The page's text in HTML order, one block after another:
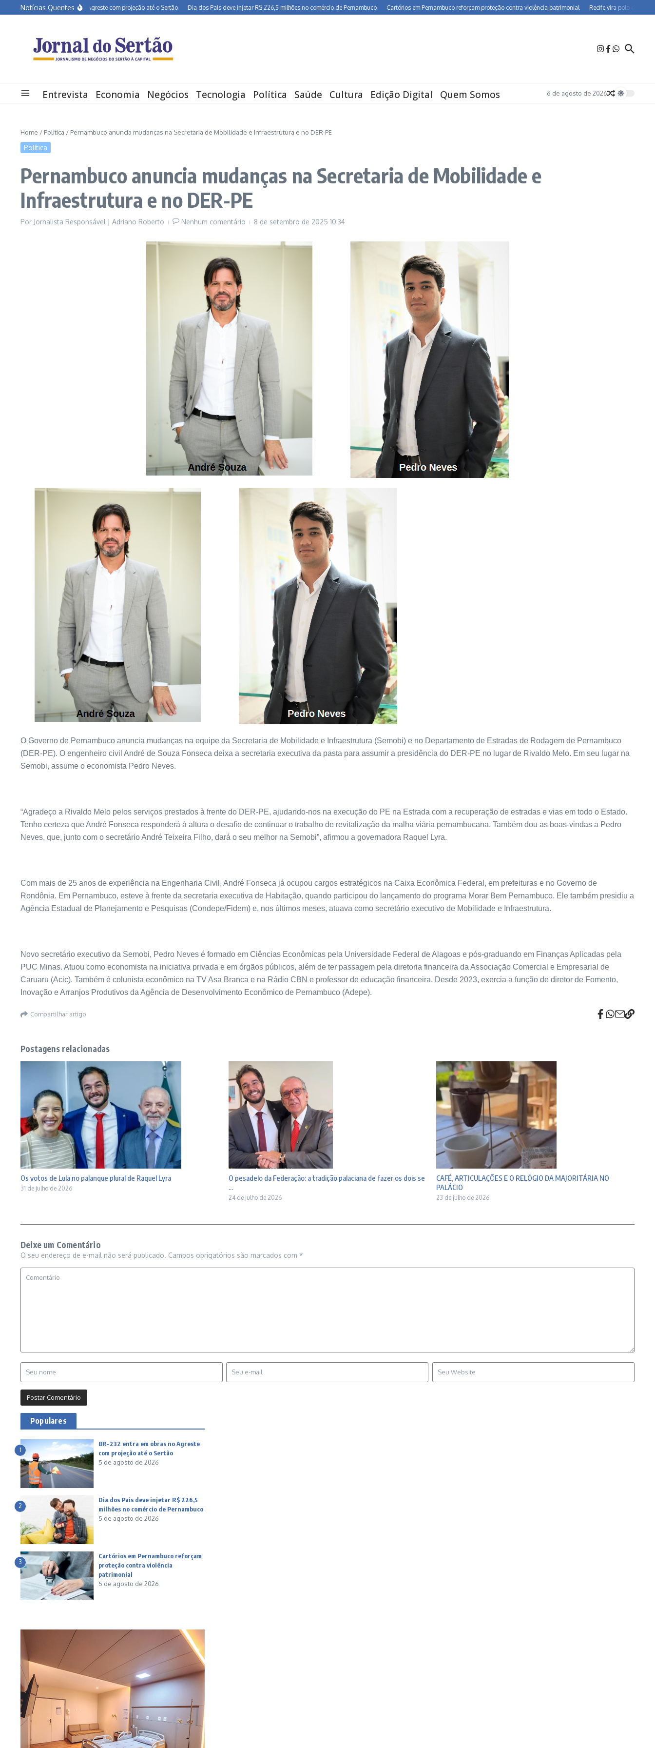
Ir para o conteúdo
Notícias Quentes
232 entra em obras no Agreste com projeção até o Sertão Dia dos Pais deve injetar R$ 226,5 milhões no comércio de Pernambuco Cartórios em Pernambuco reforçam proteção contra violência patrimonial Recife vira polo de
Entrevista Economia Negócios Tecnologia Política Saúde Cultura Edição Digital Quem Somos 6 de agosto de 2026
Home / Política / Pernambuco anuncia mudanças na Secretaria de Mobilidade e Infraestrutura e no DER-PE
Política
Pernambuco anuncia mudanças na Secretaria de Mobilidade e
Infraestrutura e no DER-PE
Por Jornalista Responsável | Adriano Roberto Nenhum comentário 8 de setembro de 2025 10:34
O Governo de Pernambuco anuncia mudanças na equipe da Secretaria de Mobilidade e Infraestrutura (Semobi) e no Departamento de Estradas de Rodagem de Pernambuco
(DER-PE). O engenheiro civil André de Souza Fonseca deixa a secretaria executiva da pasta para assumir a presidência do DER-PE no lugar de Rivaldo Melo. Em seu lugar na
Semobi, assume o economista Pedro Neves.
“Agradeço a Rivaldo Melo pelos serviços prestados à frente do DER-PE, ajudando-nos na execução do PE na Estrada com a recuperação de estradas e vias em todo o Estado.
Tenho certeza que André Fonseca responderá à altura o desafio de continuar o trabalho de revitalização da malha viária pernambucana. Também dou as boas-vindas a Pedro
Neves, que, junto com o secretário André Teixeira Filho, dará o seu melhor na Semobi”, afirmou a governadora Raquel Lyra.
Com mais de 25 anos de experiência na Engenharia Civil, André Fonseca já ocupou cargos estratégicos na Caixa Econômica Federal, em prefeituras e no Governo de
Rondônia. Em Pernambuco, esteve à frente da secretaria executiva de Habitação, quando participou do lançamento do programa Morar Bem Pernambuco. Ele também presidiu a
Agência Estadual de Planejamento e Pesquisas (Condepe/Fidem) e, nos últimos meses, atuava como secretário executivo de Mobilidade e Infraestrutura.
Novo secretário executivo da Semobi, Pedro Neves é formado em Ciências Econômicas pela Universidade Federal de Alagoas e pós-graduando em Finanças Aplicadas pela
PUC Minas. Atuou como economista na iniciativa privada e em órgãos públicos, além de ter passagem pela diretoria financeira da Associação Comercial e Empresarial de
Caruaru (Acic). Também é colunista econômico na TV Asa Branca e na Rádio CBN e professor de educação financeira. Desde 2023, exercia a função de diretor de Fomento,
Inovação e Arranjos Produtivos da Agência de Desenvolvimento Econômico de Pernambuco (Adepe).
Compartilhar artigo
Postagens relacionadas
Os votos de Lula no palanque plural de Raquel Lyra
31 de julho de 2026
O pesadelo da Federação: a tradição palaciana de fazer os dois se
...
24 de julho de 2026
CAFÉ, ARTICULAÇÕES E O RELÓGIO DA MAJORITÁRIA NO
PALÁCIO
23 de julho de 2026
Deixe um Comentário
O seu endereço de e-mail não será publicado. Campos obrigatórios são marcados com *
Populares
1
BR-232 entra em obras no Agreste
com projeção até o Sertão
5 de agosto de 2026
2
Dia dos Pais deve injetar R$ 226,5
milhões no comércio de Pernambuco
5 de agosto de 2026
3
Cartórios em Pernambuco reforçam
proteção contra violência
patrimonial
5 de agosto de 2026